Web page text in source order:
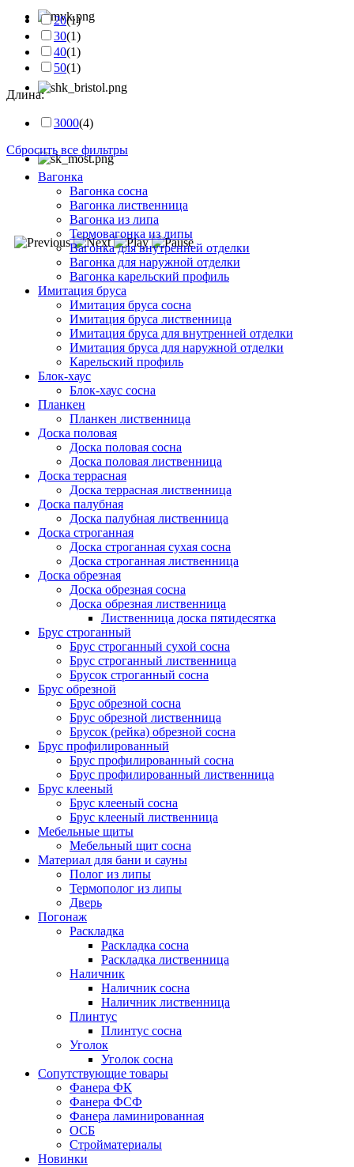
20(1)
30(1)
40(1)
50(1)
Длина:
3000(4)
Сбросить все фильтры
Вагонка
Вагонка сосна
Вагонка лиственница
Вагонка из липа
Термовагонка из липы
Вагонка для внутренней отделки
Вагонка для наружной отделки
Вагонка карельский профиль
Имитация бруса
Имитация бруса сосна
Имитация бруса лиственница
Имитация бруса для внутренней отделки
Имитация бруса для наружной отделки
Карельский профиль
Блок-хаус
Блок-хаус сосна
Планкен
Планкен лиственница
Доска половая
Доска половая сосна
Доска половая лиственница
Доска террасная
Доска террасная лиственница
Доска палубная
Доска палубная лиственница
Доска строганная
Доска строганная сухая сосна
Доска строганная лиственница
Доска обрезная
Доска обрезная сосна
Доска обрезная лиственница
Лиственница доска пятидесятка
Брус строганный
Брус строганный сухой сосна
Брус строганный лиственница
Брусок строганный сосна
Брус обрезной
Брус обрезной сосна
Брус обрезной лиственница
Брусок (рейка) обрезной сосна
Брус профилированный
Брус профилированный сосна
Брус профилированный лиственница
Брус клееный
Брус клееный сосна
Брус клееный лиственница
Мебельные щиты
Мебельный щит сосна
Материал для бани и сауны
Полог из липы
Термополог из липы
Дверь
Погонаж
Раскладка
Раскладка сосна
Раскладка лиственница
Наличник
Наличник сосна
Наличник лиственница
Плинтус
Плинтус сосна
Уголок
Уголок сосна
Сопутствующие товары
Фанера ФК
Фанера ФСФ
Фанера ламинированная
ОСБ
Стройматериалы
Новинки